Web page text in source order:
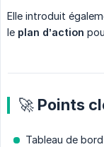
Elle introduit
le plan d’action
🚀 Points
Tableau de